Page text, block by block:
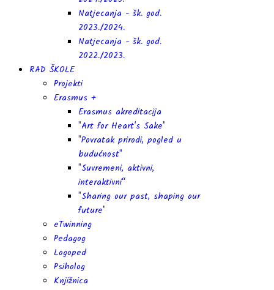
Natjecanja - šk. god.
2023./2024.
Natjecanja - šk. god.
2022./2023.
RAD ŠKOLE
Projekti
Erasmus +
Erasmus akreditacija
"Art for Heart's Sake"
"Povratak prirodi, pogled u
budućnost"
"Suvremeni, aktivni,
interaktivni“
"Sharing our past, shaping our
future"
eTwinning
Pedagog
Logoped
Psiholog
Knjižnica